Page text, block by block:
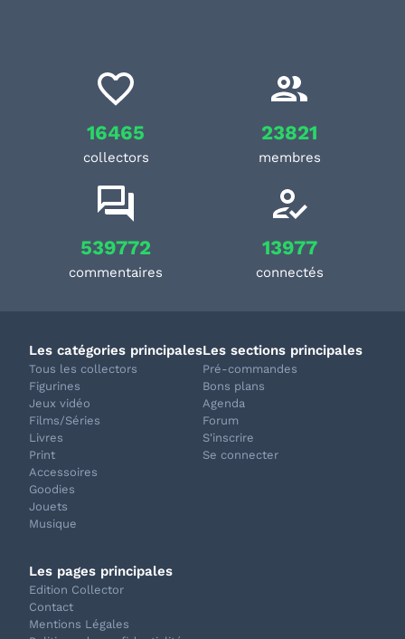
16465
collectors
23821
membres
539772
commentaires
13977
connectés
Les catégories principales
Tous les collectors
Figurines
Jeux vidéo
Films/Séries
Livres
Print
Accessoires
Goodies
Jouets
Musique
Les sections principales
Pré-commandes
Bons plans
Agenda
Forum
S'inscrire
Se connecter
Les pages principales
Edition Collector
Contact
Mentions Légales